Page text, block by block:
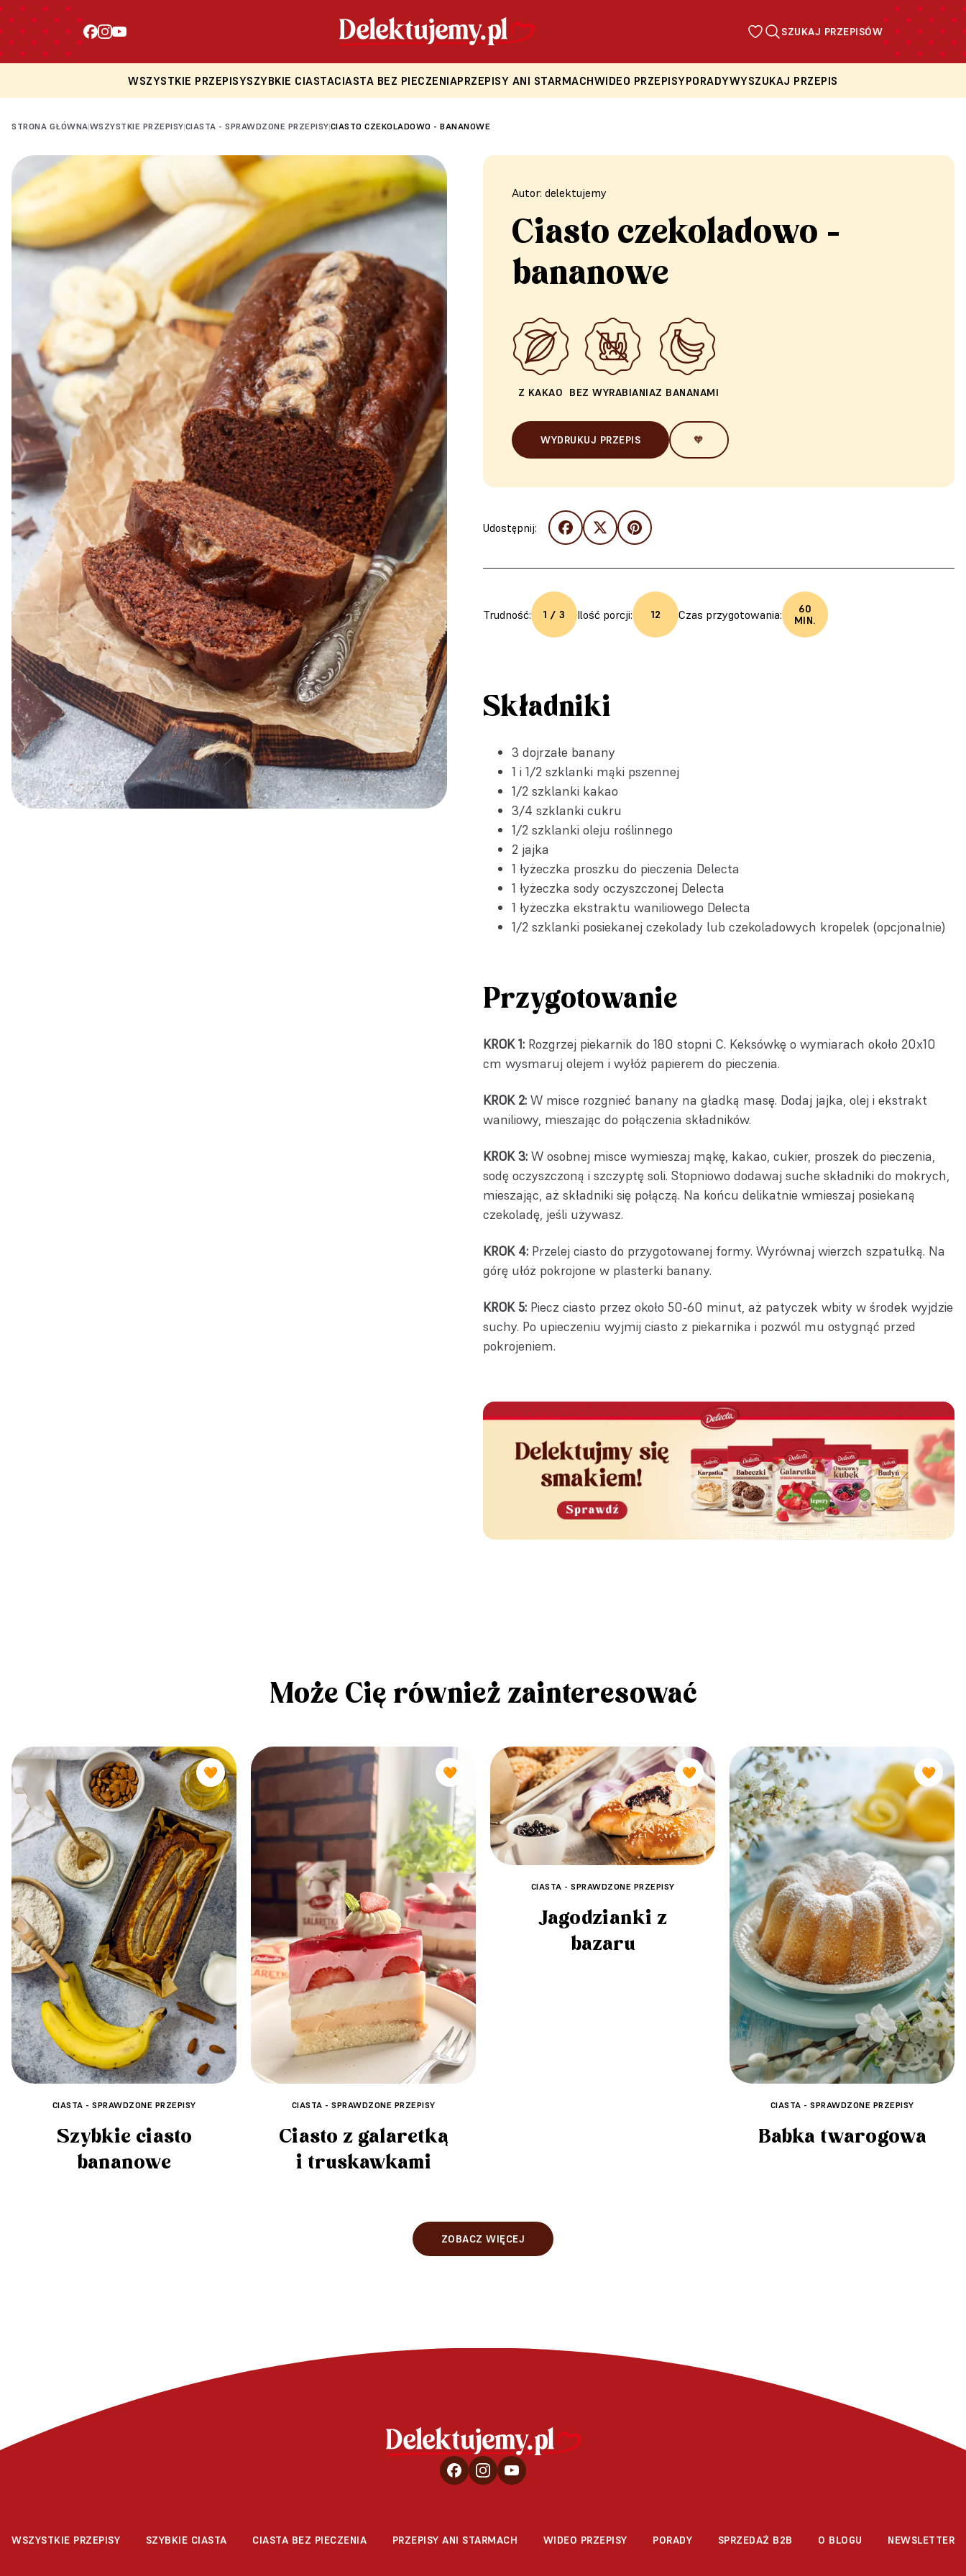
SZUKAJ PRZEPISÓW
WSZYSTKIE PRZEPISYSZYBKIE CIASTACIASTA BEZ PIECZENIAPRZEPISY ANI STARMACHWIDEO PRZEPISYPORADYWYSZUKAJ PRZEPIS
STRONA GŁÓWNA|WSZYSTKIE PRZEPISY|CIASTA - SPRAWDZONE PRZEPISY|CIASTO CZEKOLADOWO - BANANOWE
Autor: delektujemy
Ciasto czekoladowo -
bananowe
Z KAKAO BEZ WYRABIANIAZ BANANAMI
WYDRUKUJ PRZEPIS 🧡
Udostępnij:
Trudność: 1 / 3 Ilość porcji: 12 Czas przygotowania:
60
MIN.
Składniki
3 dojrzałe banany
1 i 1/2 szklanki mąki pszennej
1/2 szklanki kakao
3/4 szklanki cukru
1/2 szklanki oleju roślinnego
2 jajka
1 łyżeczka proszku do pieczenia Delecta
1 łyżeczka sody oczyszczonej Delecta
1 łyżeczka ekstraktu waniliowego Delecta
1/2 szklanki posiekanej czekolady lub czekoladowych kropelek (opcjonalnie)
Przygotowanie
KROK 1: Rozgrzej piekarnik do 180 stopni C. Keksówkę o wymiarach około 20x10
cm wysmaruj olejem i wyłóż papierem do pieczenia.
KROK 2: W misce rozgnieć banany na gładką masę. Dodaj jajka, olej i ekstrakt
waniliowy, mieszając do połączenia składników.
KROK 3: W osobnej misce wymieszaj mąkę, kakao, cukier, proszek do pieczenia,
sodę oczyszczoną i szczyptę soli. Stopniowo dodawaj suche składniki do mokrych,
mieszając, aż składniki się połączą. Na końcu delikatnie wmieszaj posiekaną
czekoladę, jeśli używasz.
KROK 4: Przelej ciasto do przygotowanej formy. Wyrównaj wierzch szpatułką. Na
górę ułóż pokrojone w plasterki banany.
KROK 5: Piecz ciasto przez około 50-60 minut, aż patyczek wbity w środek wyjdzie
suchy. Po upieczeniu wyjmij ciasto z piekarnika i pozwól mu ostygnąć przed
pokrojeniem.
Może Cię również zainteresować
🧡
CIASTA - SPRAWDZONE PRZEPISY
Szybkie ciasto
bananowe
🧡
CIASTA - SPRAWDZONE PRZEPISY
Ciasto z galaretką
i truskawkami
🧡
CIASTA - SPRAWDZONE PRZEPISY
Jagodzianki z
bazaru
🧡
CIASTA - SPRAWDZONE PRZEPISY
Babka twarogowa
ZOBACZ WIĘCEJ
WSZYSTKIE PRZEPISY SZYBKIE CIASTA CIASTA BEZ PIECZENIA PRZEPISY ANI STARMACH WIDEO PRZEPISY PORADY SPRZEDAŻ B2B O BLOGU NEWSLETTER